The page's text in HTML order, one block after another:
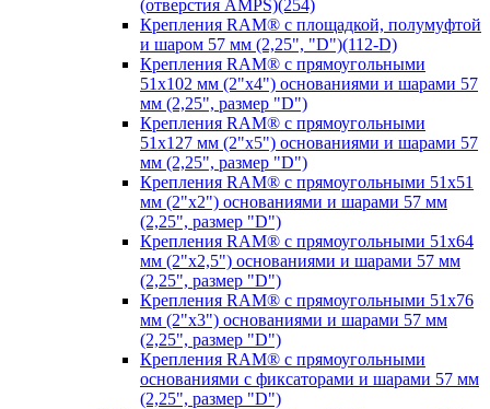
(отверстия AMPS)(254)
Крепления RAM® с площадкой, полумуфтой
и шаром 57 мм (2,25", "D")(112-D)
Крепления RAM® с прямоугольными
51х102 мм (2"х4") основаниями и шарами 57
мм (2,25", размер "D")
Крепления RAM® с прямоугольными
51х127 мм (2"х5") основаниями и шарами 57
мм (2,25", размер "D")
Крепления RAM® с прямоугольными 51х51
мм (2"х2") основаниями и шарами 57 мм
(2,25", размер "D")
Крепления RAM® с прямоугольными 51х64
мм (2"х2,5") основаниями и шарами 57 мм
(2,25", размер "D")
Крепления RAM® с прямоугольными 51х76
мм (2"х3") основаниями и шарами 57 мм
(2,25", размер "D")
Крепления RAM® с прямоугольными
основаниями с фиксаторами и шарами 57 мм
(2,25", размер "D")